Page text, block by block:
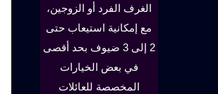
الغرف الفرد أو الزوجين،
مع إمكانية استيعاب حتى
2 إلى 3 ضيوف بحد أقصى
في بعض الخيارات
المخصصة للعائلات